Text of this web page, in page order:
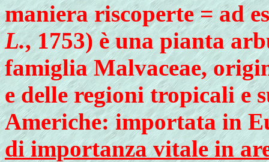
maniera riscoperte = ad
L., 1753) è una pianta
famiglia Malvaceae,
e delle regioni tropicali e
Americhe: importata in
di importanza vitale in